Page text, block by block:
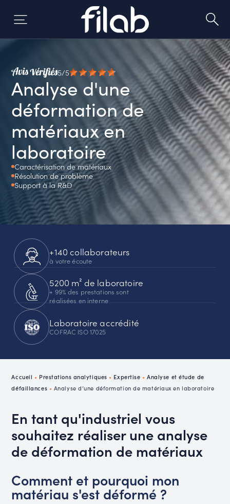
5/5
Analyse d'une
déformation de
matériaux en
laboratoire
Caractérisation de matériaux
Résolution de problème
Support à la R&D
+140 collaborateurs
à votre écoute
5200 m² de laboratoire
+ 99% des prestations sont
réalisées en interne
Laboratoire accrédité
COFRAC ISO 17025
Accueil • Prestations analytiques • Expertise •Analyse et étude de
défaillances • Analyse d’une déformation de matériaux en laboratoire
En tant qu'industriel vous
souhaitez réaliser une analyse
de déformation de matériaux
Comment et pourquoi mon
matériau s'est déformé ?